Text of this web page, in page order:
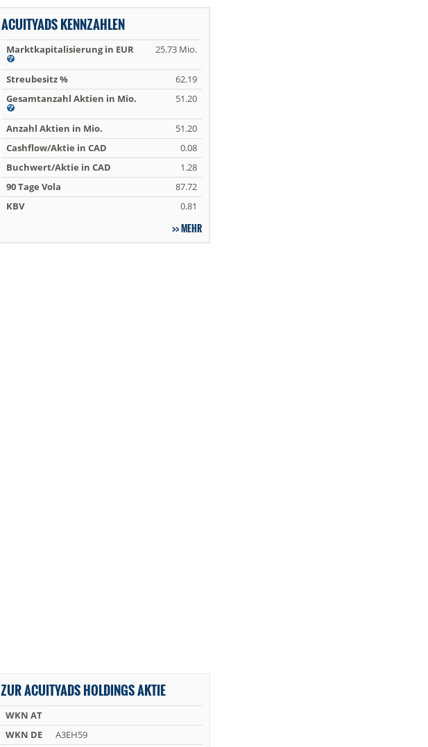
ACUITYADS KENNZAHLEN
Marktkapitalisierung in EUR 25.73 Mio.
Streubesitz %
62.19
Gesamtanzahl Aktien in Mio.
51.20
Anzahl Aktien in Mio.
51.20
Cashflow/Aktie in CAD
0.08
Buchwert/Aktie in CAD
1.28
90 Tage Vola
87.72
KBV
0.81
MEHR
ZUR ACUITYADS HOLDINGS AKTIE
WKN AT
WKN DE
A3EH59